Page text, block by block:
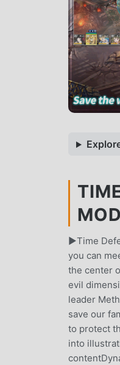
▶Time
you can
the center
evil
leader
save our
to protect
into